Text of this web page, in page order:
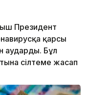
Президент
қарсы
аударды. Бұл
сілтеме жасап